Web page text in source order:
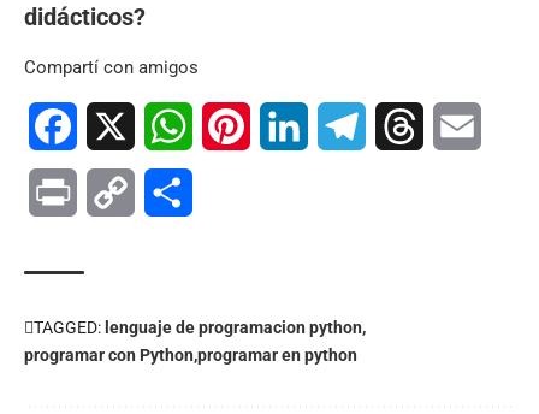
didácticos?
Compartí con amigos
Facebook WhatsAppPinterest LinkedIn TelegramThreads
Print Copy
TAGGED: lenguaje de programacion python
programar con Python programar en python